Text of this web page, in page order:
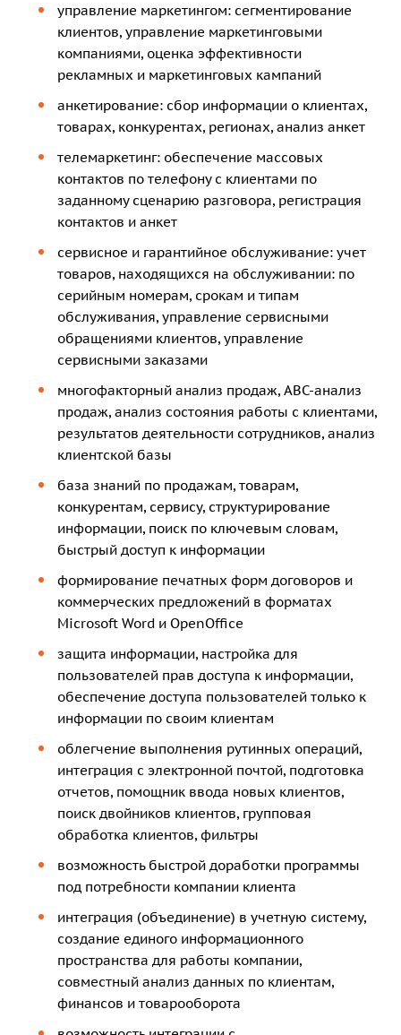
управление маркетингом: сегментирование
клиентов, управление маркетинговыми
компаниями, оценка эффективности
рекламных и маркетинговых кампаний
анкетирование: сбор информации о клиентах,
товарах, конкурентах, регионах, анализ анкет
телемаркетинг: обеспечение массовых
контактов по телефону с клиентами по
заданному сценарию разговора, регистрация
контактов и анкет
сервисное и гарантийное обслуживание: учет
товаров, находящихся на обслуживании: по
серийным номерам, срокам и типам
обслуживания, управление сервисными
обращениями клиентов, управление
сервисными заказами
многофакторный анализ продаж, АВС-анализ
продаж, анализ состояния работы с клиентами,
результатов деятельности сотрудников, анализ
клиентской базы
база знаний по продажам, товарам,
конкурентам, сервису, структурирование
информации, поиск по ключевым словам,
быстрый доступ к информации
формирование печатных форм договоров и
коммерческих предложений в форматах
Microsoft Word и OpenOffice
защита информации, настройка для
пользователей прав доступа к информации,
обеспечение доступа пользователей только к
информации по своим клиентам
облегчение выполнения рутинных операций,
интеграция с электронной почтой, подготовка
отчетов, помощник ввода новых клиентов,
поиск двойников клиентов, групповая
обработка клиентов, фильтры
возможность быстрой доработки программы
под потребности компании клиента
интеграция (объединение) в учетную систему,
создание единого информационного
пространства для работы компании,
совместный анализ данных по клиентам,
финансов и товарооборота